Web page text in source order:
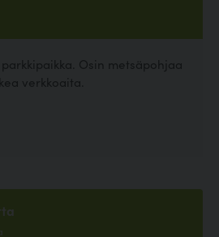
Osin metsäpohjaa
verkkoaita.